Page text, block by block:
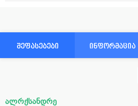
შეფასებები ინფორმაცია
ალრქსანდრე